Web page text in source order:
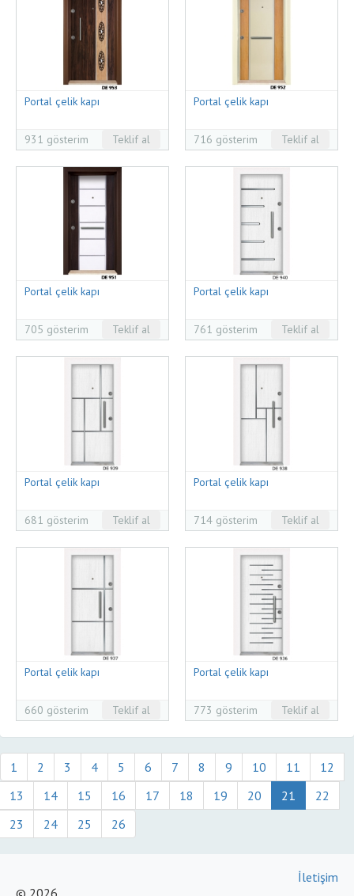
Portal çelik kapı
931 gösterim Teklif al
Portal çelik kapı
716 gösterim Teklif al
Portal çelik kapı
705 gösterim Teklif al
Portal çelik kapı
761 gösterim Teklif al
Portal çelik kapı
681 gösterim Teklif al
Portal çelik kapı
714 gösterim Teklif al
Portal çelik kapı
660 gösterim Teklif al
Portal çelik kapı
773 gösterim Teklif al
1 2 3 4 5 6 7 8 9 10 11
12
13
14 15 16 17 18 19 20 21
22
23
24 25 26
İletişim